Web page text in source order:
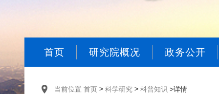
首页 研究院概况 政务公开
当前位置 首页 > 科学研究 > 科普知识 >详情